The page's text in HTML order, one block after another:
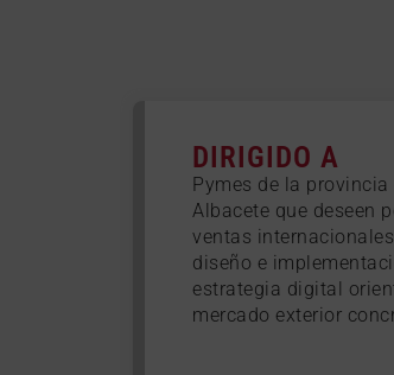
DIRIGIDO A
Pymes de la provincia
Albacete que deseen
ventas
diseño e
estrategia digital
mercado exterior